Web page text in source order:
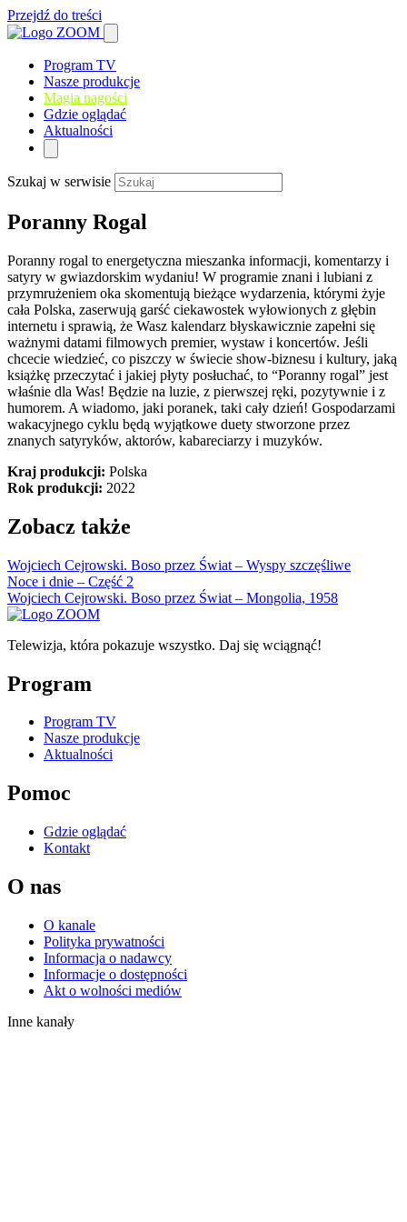
Przejdź do treści
Program TV
Nasze produkcje
Magia nagości
Gdzie oglądać
Aktualności
Szukaj w serwisie
Poranny Rogal
Poranny rogal to energetyczna mieszanka informacji, komentarzy i
satyry w gwiazdorskim wydaniu! W programie znani i lubiani z
przymrużeniem oka skomentują bieżące wydarzenia, którymi żyje
cała Polska, zaserwują garść ciekawostek wyłowionych z głębin
internetu i sprawią, że Wasz kalendarz błyskawicznie zapełni się
ważnymi datami filmowych premier, wystaw i koncertów. Jeśli
chcecie wiedzieć, co piszczy w świecie show-biznesu i kultury, jaką
książkę przeczytać i jakiej płyty posłuchać, to “Poranny rogal” jest
właśnie dla Was! Będzie na luzie, z pierwszej ręki, pozytywnie i z
humorem. A wiadomo, jaki poranek, taki cały dzień! Gospodarzami
wakacyjnego cyklu będą wyjątkowe duety stworzone przez
znanych satyryków, aktorów, kabareciarzy i muzyków.
Kraj produkcji: Polska
Rok produkcji: 2022
Zobacz także
Wojciech Cejrowski. Boso przez Świat – Wyspy szczęśliwe
Noce i dnie – Część 2
Wojciech Cejrowski. Boso przez Świat – Mongolia, 1958
Telewizja, która pokazuje wszystko. Daj się wciągnąć!
Program
Program TV
Nasze produkcje
Aktualności
Pomoc
Gdzie oglądać
Kontakt
O nas
O kanale
Polityka prywatności
Informacja o nadawcy
Informacje o dostępności
Akt o wolności mediów
Inne kanały